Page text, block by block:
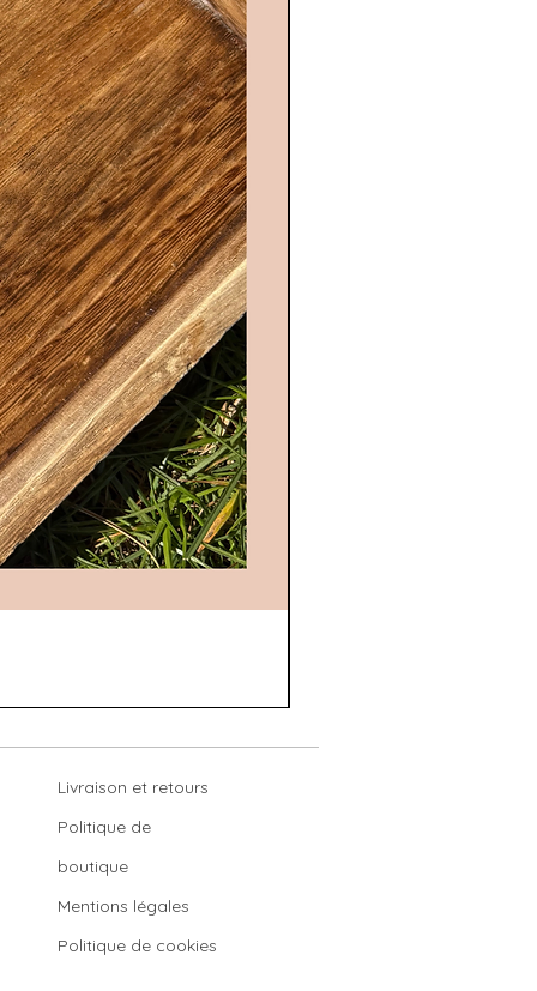
Livraison et retours
Politique de
boutique
Mentions légales
Politique de cookies